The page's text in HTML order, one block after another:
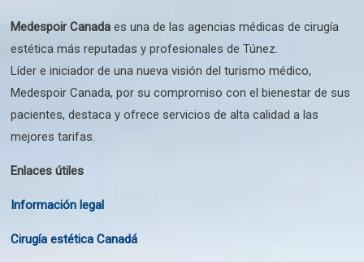
Medespoir Canadaes una de las agencias médicas de cirugía
estética más reputadas y profesionales de Túnez.
Líder e iniciador de una nueva visión del turismo médico,
Medespoir Canada, por su compromiso con el bienestar de sus
pacientes, destaca y ofrece servicios de alta calidad a las
mejores tarifas.
Enlaces útiles
Información legal
Cirugía estética Canadá